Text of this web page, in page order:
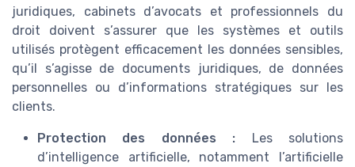
juridiques, cabinets d’avocats et professionnels du
droit doivent s’assurer que les systèmes et outils
utilisés protègent efficacement les données sensibles,
qu’il s’agisse de documents juridiques, de données
personnelles ou d’informations stratégiques sur les
clients.
Protection des données : Les solutions
d’intelligence artificielle, notamment l’artificielle